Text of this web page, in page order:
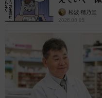
松波 穂乃圭
2026.08.05